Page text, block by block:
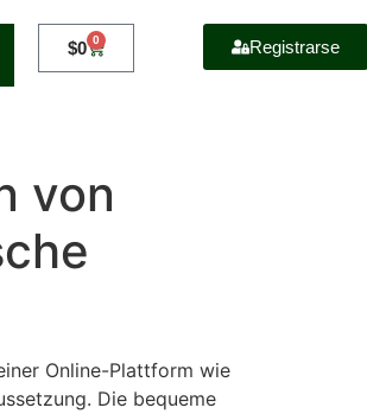
$0 0 Registrarse
von
Online-Plattform wie
Die bequeme